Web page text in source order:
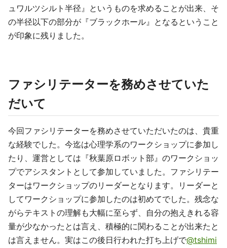
ュワルツシルト半径』というものを求めることが出来、そ
の半径以下の部分が『ブラックホール』となるということ
が印象に残りました。
ファシリテーターを務めさせていた
だいて
今回ファシリテーターを務めさせていただいたのは、貴重
な経験でした。今迄は心理学系のワークショップに参加し
たり、運営としては『秋葉原ロボット部』のワークショッ
プでアシスタントとして参加していました。ファシリテー
ターはワークショップのリーダーとなります。リーダーと
してワークショップに参加したのは初めてでした。残念な
がらテキストの理解も大幅に至らず、自分の抱えきれる容
量が少なかったとは言え、積極的に関わることが出来たと
は言えません。実はこの後日行われた打ち上げで@tshimi